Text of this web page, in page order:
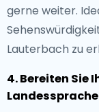
gerne weiter.
Lauterbach zu
4. Bereiten Sie